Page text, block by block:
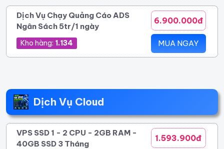
Dịch Vụ Chạy Quảng Cáo ADS
Ngân Sách 5tr/1 ngày
Kho hàng: 1.134
6.900.000đ
MUA NGAY
Dịch Vụ Cloud
VPS SSD 1 - 2 CPU - 2GB RAM -
40GB SSD 3 Tháng
1.593.900đ